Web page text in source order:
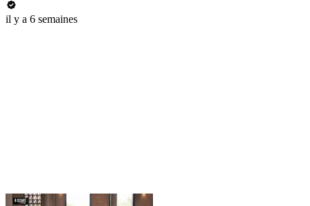
il y a 6 semaines